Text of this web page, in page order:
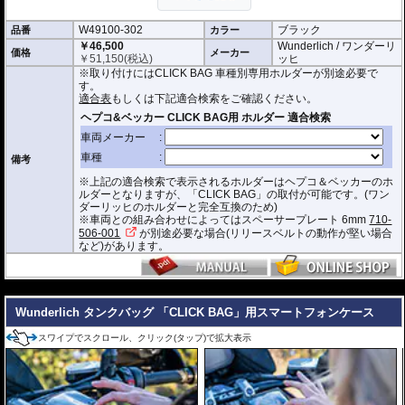
地を採用。
形状保持設計で、中身が空の状態でも型崩れせず、高速走行におけるバタつ
きを防ぎます。
防水インナー、防水ジッパーを装備しており、高い防水性能を有しておりま
す。(完全防水を保証するものではありません)
ジッパーにはタグが付けられており、グローブを付けたままでも簡単に開け
閉めできます。
バッグをホルダーから取り外す時もレシーバーのストラップを引くだけ。給
油時も邪魔になりません。
オプションでスペーサー
をご用意しております。タンクとタンクバッグのク
リアランスの調節が可能です。
サイド3箇所に収納ポケットを装備。
容量 : 約16L(拡張時19L)
D x W x H(cm) : 約 40 x 32.5 x 29.5(拡張時:34)
※サイズ/画像からハンドルなどと干渉しないことをあらかじめご確認の上お求
めください。
品番 W49100-302 カラー ブラック
価格
￥46,500
￥51,150(税込) メーカー
Wunderlich / ワンダーリ
ッヒ
備考
※取り付けにはCLICK BAG 車種別専用ホルダーが別途必要で
す。
適合表もしくは下記適合検索をご確認ください。
※上記の適合検索で表示されるホルダーはヘプコ＆ベッカーのホ
ルダーとなりますが、「CLICK BAG」の取付が可能です。(ワン
ダーリッヒのホルダーと完全互換のため)
※車両との組み合わせによってはスペーサープレート 6mm710-
506-001
が別途必要な場合(リリースベルトの動作が堅い場合
など)があります。
Wunderlich タンクバッグ 「CLICK BAG」用スマートフォンケース
スワイプでスクロール、クリック(タップ)で拡大表示